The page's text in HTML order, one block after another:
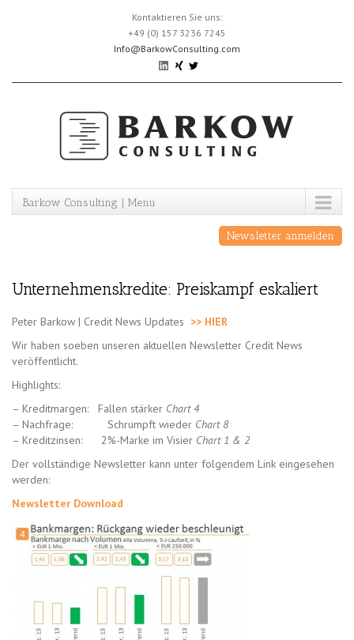
Kontaktieren Sie uns:
+49 (0) 157 3236 7245
Info@BarkowConsulting.com
Barkow Consulting | Menu
Newsletter anmelden
Unternehmenskredite: Preiskampf eskaliert
Peter Barkow | Credit News Updates >> HIER
Wir haben soeben unseren aktuellen Newsletter Credit News
veröffentlicht.
Highlights:
– Kreditmargen: Fallen stärker Chart 4
– Nachfrage: Schrumpft wieder Chart 8
– Kreditzinsen: 2%-Marke im Visier Chart 1 & 2
Der vollständige Newsletter kann unter folgendem Link eingesehen
werden:
Newsletter Download